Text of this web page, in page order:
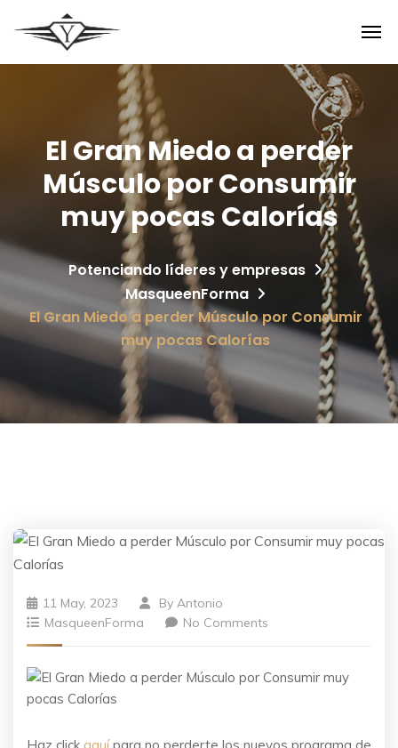
El Gran Miedo a perder
Músculo por Consumir
muy pocas Calorías
Potenciando líderes y empresas
MasqueenForma
El Gran Miedo a perder Músculo por Consumir
muy pocas Calorías
11 May, 2023 By Antonio
MasqueenForma
No Comments